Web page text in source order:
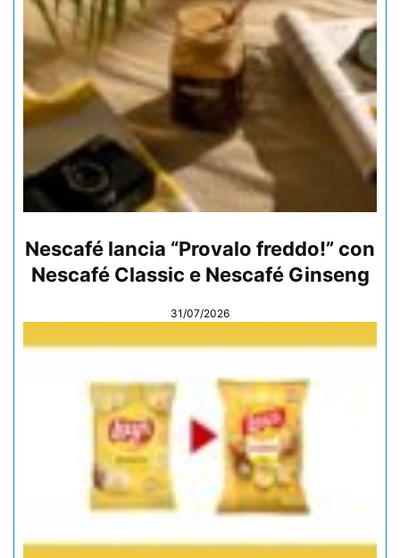
Nescafé lancia “Provalo freddo!” con
Nescafé Classic e Nescafé Ginseng
31/07/2026